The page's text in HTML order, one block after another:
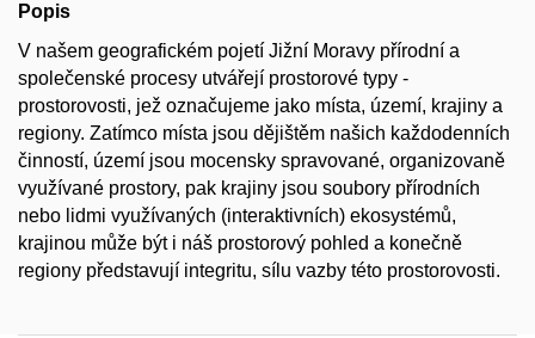
Popis
V našem geografickém pojetí Jižní Moravy přírodní a
společenské procesy utvářejí prostorové typy -
prostorovosti, jež označujeme jako místa, území, krajiny a
regiony. Zatímco místa jsou dějištěm našich každodenních
činností, území jsou mocensky spravované, organizovaně
využívané prostory, pak krajiny jsou soubory přírodních
nebo lidmi využívaných (interaktivních) ekosystémů,
krajinou může být i náš prostorový pohled a konečně
regiony představují integritu, sílu vazby této prostorovosti.